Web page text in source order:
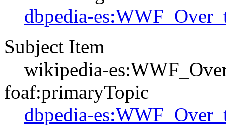
dbpedia-
Subject Item
wikipedia-
foaf:primaryTopic
dbpedia-